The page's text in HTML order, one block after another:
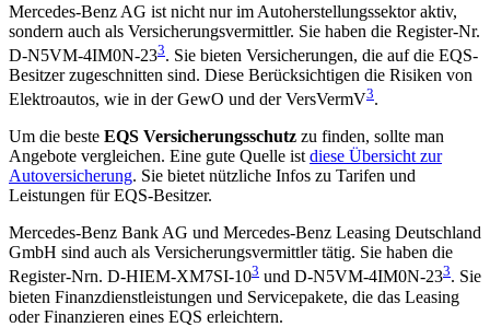
Mercedes-Benz AG ist nicht nur im Autoherstellungssektor aktiv,
sondern auch als Versicherungsvermittler. Sie haben die Register-Nr.
D-N5VM-4IM0N-233. Sie bieten Versicherungen, die auf die EQS-
Besitzer zugeschnitten sind. Diese Berücksichtigen die Risiken von
Elektroautos, wie in der GewO und der VersVermV3.
Um die beste EQS Versicherungsschutz zu finden, sollte man
Angebote vergleichen. Eine gute Quelle istdiese Übersicht zur
Autoversicherung. Sie bietet nützliche Infos zu Tarifen und
Leistungen für EQS-Besitzer.
Mercedes-Benz Bank AG und Mercedes-Benz Leasing Deutschland
GmbH sind auch als Versicherungsvermittler tätig. Sie haben die
Register-Nrn. D-HIEM-XM7SI-103 und D-N5VM-4IM0N-233. Sie
bieten Finanzdienstleistungen und Servicepakete, die das Leasing
oder Finanzieren eines EQS erleichtern.